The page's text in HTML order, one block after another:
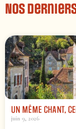
Nos
UN MÊME CHANT,
juin 9, 2026